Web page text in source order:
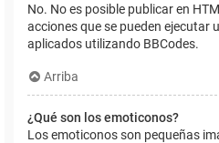
No. No es posible publicar en
acciones que se pueden ejecutar
aplicados utilizando BBCodes.
Arriba
¿Qué son los emoticonos?
Los emoticonos son pequeñas